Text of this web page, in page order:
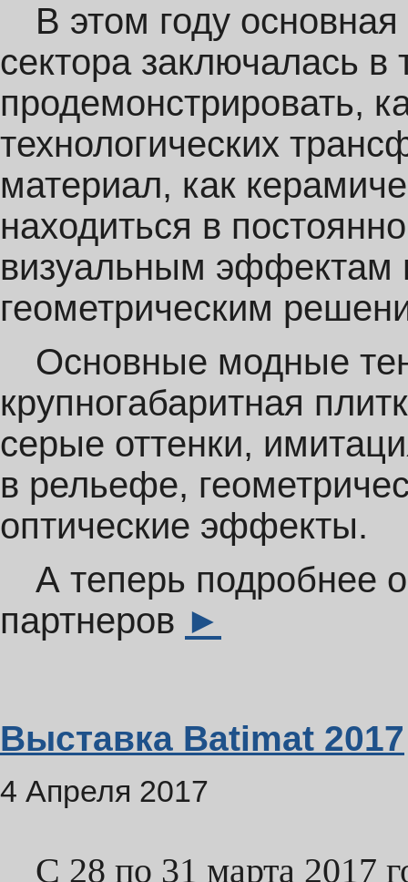
В этом году
сектора заключалась в
продемонстрировать,
технологических
материал, как
находиться в
визуальным эффектам
геометрическим
Основные модные
крупногабаритная
серые оттенки,
в рельефе,
оптические эффекты.
А теперь подробнее
партнеров ►
Выставка Batimat 2017
4 Апреля 2017
С 28 по 31 марта 2017